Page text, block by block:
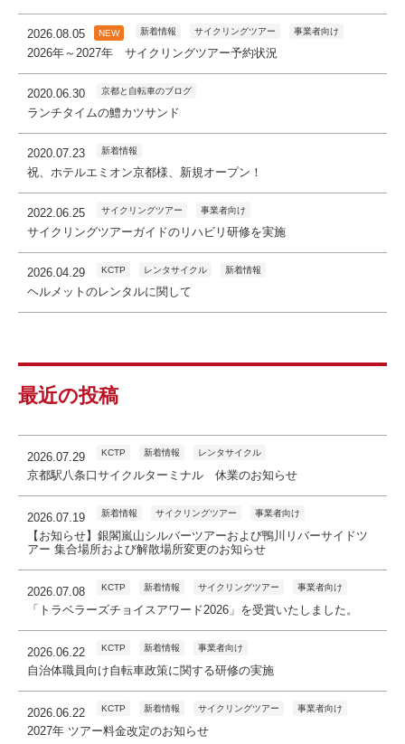
2026.08.05 NEW 新着情報 サイクリングツアー 事業者向け
2026年～2027年 サイクリングツアー予約状況
2020.06.30 京都と自転車のブログ
ランチタイムの鱧カツサンド
2020.07.23 新着情報
祝、ホテルエミオン京都様、新規オープン！
2022.06.25 サイクリングツアー 事業者向け
サイクリングツアーガイドのリハビリ研修を実施
2026.04.29 KCTP レンタサイクル 新着情報
ヘルメットのレンタルに関して
最近の投稿
2026.07.29 KCTP 新着情報 レンタサイクル
京都駅八条口サイクルターミナル 休業のお知らせ
2026.07.19 新着情報 サイクリングツアー 事業者向け
【お知らせ】銀閣嵐山シルバーツアーおよび鴨川リバーサイドツ
アー 集合場所および解散場所変更のお知らせ
2026.07.08 KCTP 新着情報 サイクリングツアー 事業者向け
「トラベラーズチョイスアワード2026」を受賞いたしました。
2026.06.22 KCTP 新着情報 事業者向け
自治体職員向け自転車政策に関する研修の実施
2026.06.22 KCTP 新着情報 サイクリングツアー 事業者向け
2027年 ツアー料金改定のお知らせ